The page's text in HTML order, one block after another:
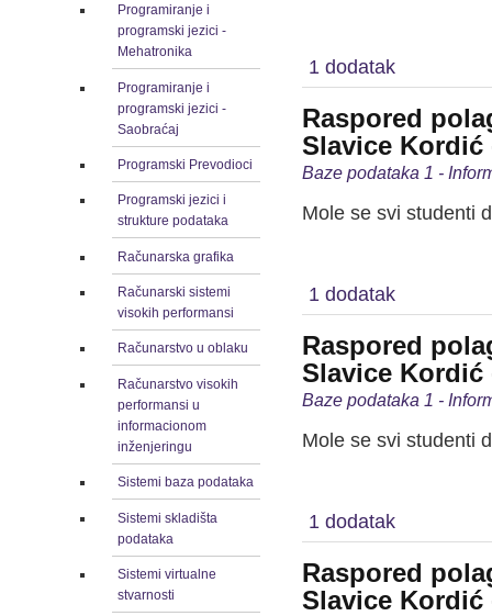
Programiranje i
programski jezici -
Mehatronika
Programiranje i
programski jezici -
Saobraćaj
Programski Prevodioci
Programski jezici i
strukture podataka
Računarska grafika
Računarski sistemi
visokih performansi
Računarstvo u oblaku
Računarstvo visokih
performansi u
informacionom
inženjeringu
Sistemi baza podataka
Sistemi skladišta
podataka
Sistemi virtualne
stvarnosti
1 dodatak
Raspored
Slavice Kordić
Baze podataka 1 -
Mole se svi studenti
1 dodatak
Raspored
Slavice Kordić
Baze podataka 1 -
Mole se svi studenti
1 dodatak
Raspored
Slavice Kordić